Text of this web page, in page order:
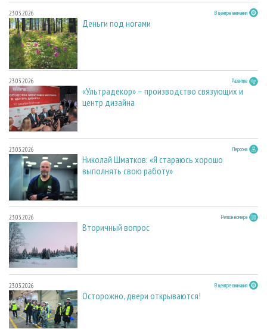
23.03.2026 В центре внимания
Деньги под ногами
23.03.2026 Развитие
«Ультрадекор» – производство связующих и
центр дизайна
23.03.2026 Персона
Николай Шматков: «Я стараюсь хорошо
выполнять свою работу»
23.03.2026 Регион номера
Вторичный вопрос
23.03.2026 В центре внимания
Осторожно, двери открываются!